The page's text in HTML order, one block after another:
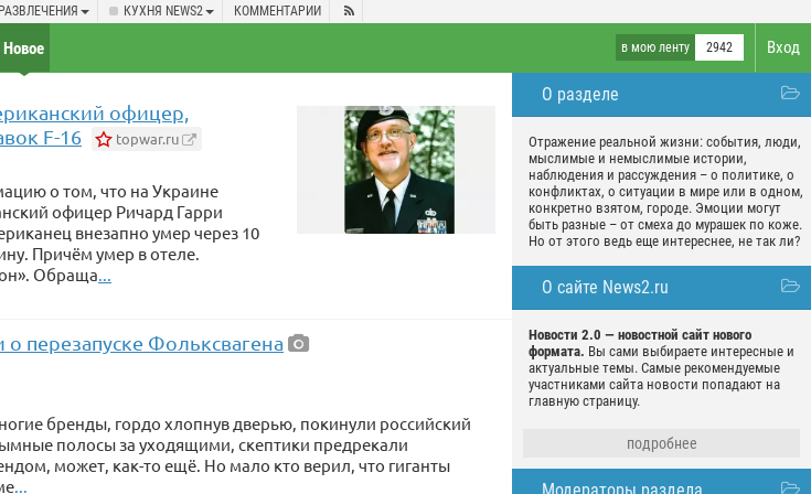
РАЗВЛЕЧЕНИЯ КУХНЯ NEWS2 КОММЕНТАРИИ 
Вход
в мою ленту 2942
Новое
О разделе
Отражение реальной жизни: события, люди,
мыслимые и немыслимые истории,
наблюдения и рассуждения – о политике, о
конфликтах, о ситуации в мире или в одном,
конкретно взятом, городе. Эмоции могут
быть разные – от смеха до мурашек по коже.
Но от этого ведь еще интереснее, не так ли?
О сайте News2.ru
Новости 2.0 — новостной сайт нового
формата. Вы сами выбираете интересные и
актуальные темы. Самые рекомендуемые
участниками сайта новости попадают на
главную страницу.
подробнее
офицер,
F-16
topwar.ru
о том, что на Украине
офицер Ричард Гарри
внезапно умер через 10
Причём умер в отеле.
Обраща...
перезапуске Фольксвагена
бренды, гордо хлопнув дверью, покинули российский
полосы за уходящими, скептики предрекали
может, как-то ещё. Но мало кто верил, что гиганты